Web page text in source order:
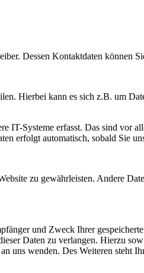
Dessen Kontaktdaten können
Hierbei kann es sich z.B. um
IT-Systeme erfasst. Das sind vor
erfolgt automatisch, sobald Sie
zu gewährleisten. Andere
und Zweck Ihrer
Daten zu verlangen. Hierzu
uns wenden. Des Weiteren steht